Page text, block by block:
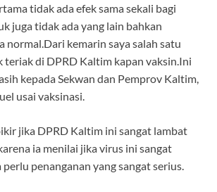
tidak ada efek sama sekali bagi
juga tidak ada yang lain bahkan
normal.Dari kemarin saya salah satu
teriak di DPRD Kaltim kapan vaksin.Ini
kepada Sekwan dan Pemprov Kaltim,
usai vaksinasi.
jika DPRD Kaltim ini sangat lambat
ia menilai jika virus ini sangat
penanganan yang sangat serius.